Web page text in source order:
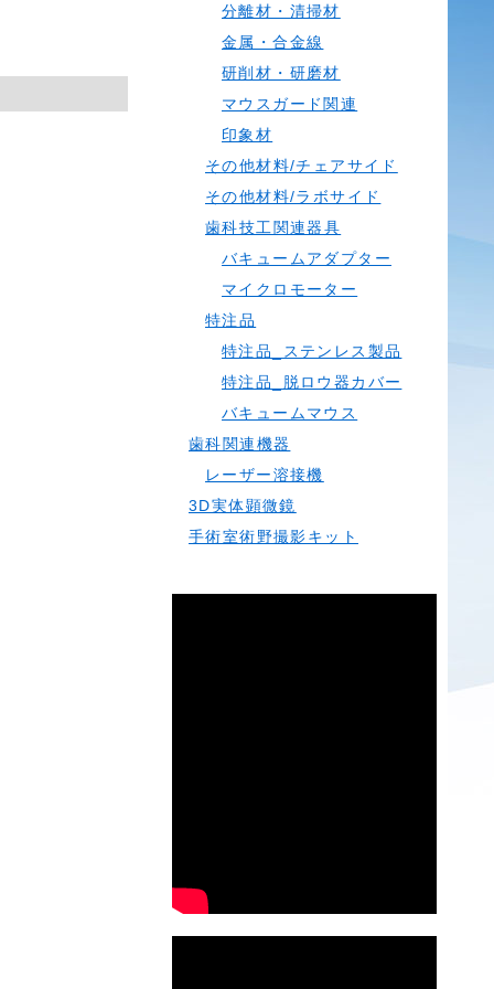
分離材・清掃材
金属・合金線
研削材・研磨材
マウスガード関連
印象材
その他材料/チェアサイド
その他材料/ラボサイド
歯科技工関連器具
バキュームアダプター
マイクロモーター
特注品
特注品_ステンレス製品
特注品_脱ロウ器カバー
バキュームマウス
歯科関連機器
レーザー溶接機
3D実体顕微鏡
手術室術野撮影キット